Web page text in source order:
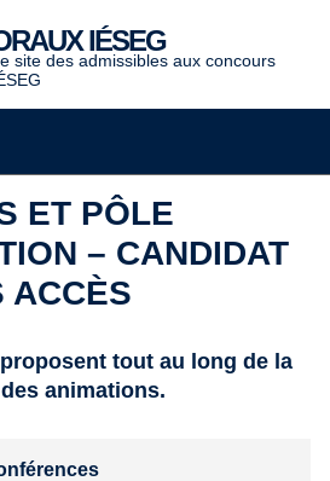
IÉSEG
site des admissibles aux concours
ET PÔLE
– CANDIDAT
ACCÈS
tout au long de la
animations.